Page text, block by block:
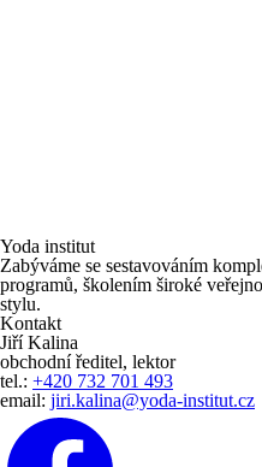
Yoda institut
Zabýváme se sestavováním
programů, školením široké
stylu.
Kontakt
Jiří Kalina
obchodní ředitel, lektor
tel.: +420 732 701 493
email: jiri.kalina@yoda-institut.cz